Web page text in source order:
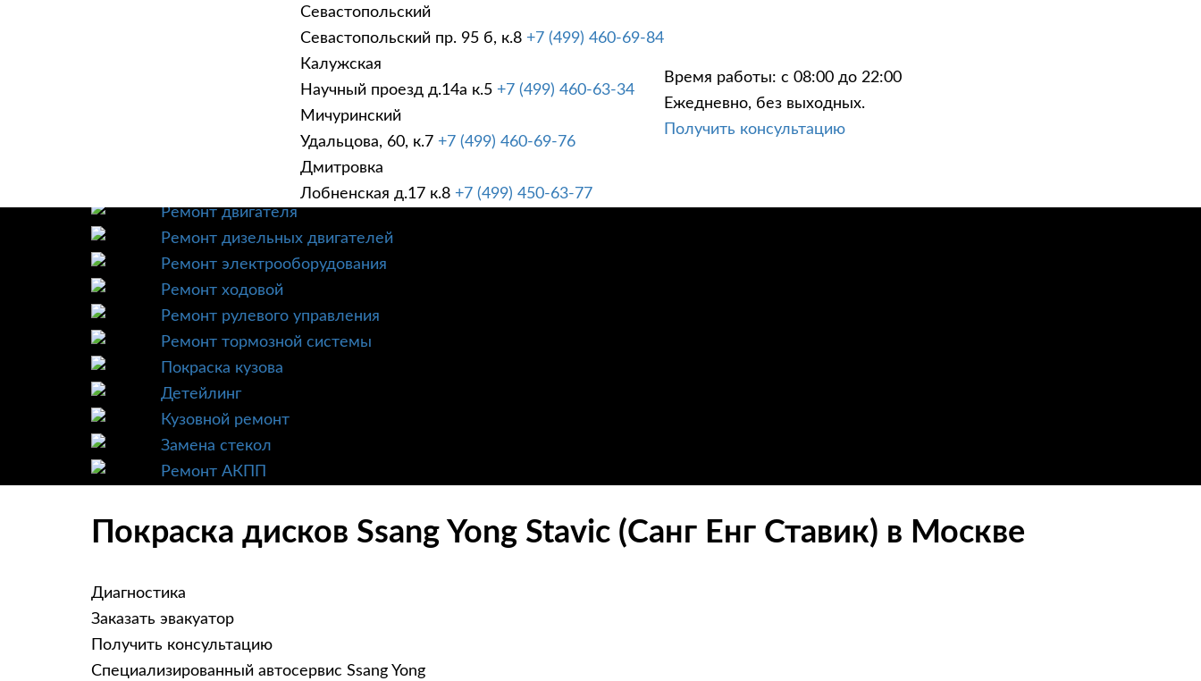
Севастопольский
Севастопольский пр. 95 б, к.8 +7 (499) 460-69-84
Калужская
Научный проезд д.14а к.5 +7 (499) 460-63-34
Мичуринский
Удальцова, 60, к.7 +7 (499) 460-69-76
Дмитровка
Лобненская д.17 к.8 +7 (499) 450-63-77
Время работы: с 08:00 до 22:00
Ежедневно, без выходных.
Получить консультацию
УСЛУГИ АКЦИИ
Техническое обслуживание
Ремонт трансмиссии
Ремонт двигателя
Ремонт дизельных двигателей
Ремонт электрооборудования
Ремонт ходовой
Ремонт рулевого управления
Ремонт тормозной системы
Покраска кузова
Детейлинг
Кузовной ремонт
Замена стекол
Ремонт АКПП
Покраска дисков Ssang Yong Stavic (Санг Енг Ставик) в Москве
Диагностика
Заказать эвакуатор
Получить консультацию
Специализированный автосервис Ssang Yong